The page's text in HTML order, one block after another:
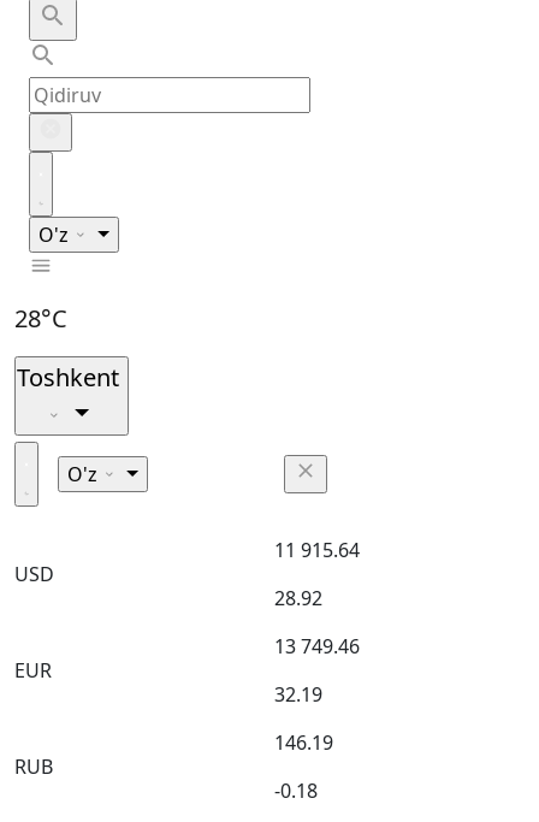
O'z
28°C
Toshkent
O'z
USD
11 915.64
28.92
EUR
13 749.46
32.19
RUB
146.19
-0.18